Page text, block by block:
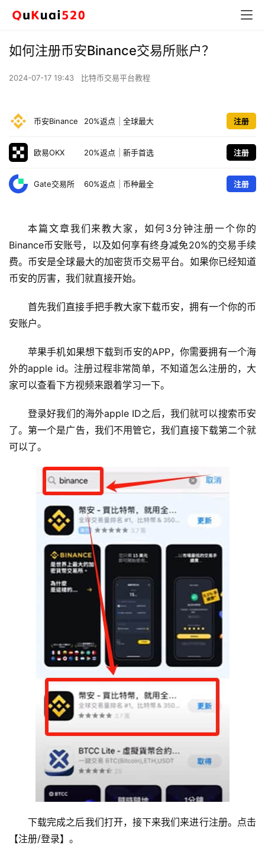
如何注册币安Binance交易所账户？
2024-07-17 19:43 比特币交易平台教程
币安Binance 20%返点 全球最大 注册
欧易OKX 20%返点 新手首选 注册
Gate交易所 60%返点 币种最全 注册
本篇文章我们来教大家，如何3分钟注册一个你的
Binance币安账号，以及如何享有终身减免20%的交易手续
费。币安是全球最大的加密货币交易平台。如果你已经知道
币安的厉害，我们就直接开始。
首先我们直接手把手教大家下载币安，拥有一个你的币
安账户。
苹果手机如果想下载到币安的APP，你需要拥有一个海
外的apple id。注册过程非常简单，不知道怎么注册的，大
家可以查看下方视频来跟着学习一下。
登录好我们的海外apple ID之后，我们就可以搜索币安
了。第一个是广告，我们不用管它，我们直接下载第二个就
可以了。
下载完成之后我们打开，接下来我们来进行注册。点击
【注册/登录】。